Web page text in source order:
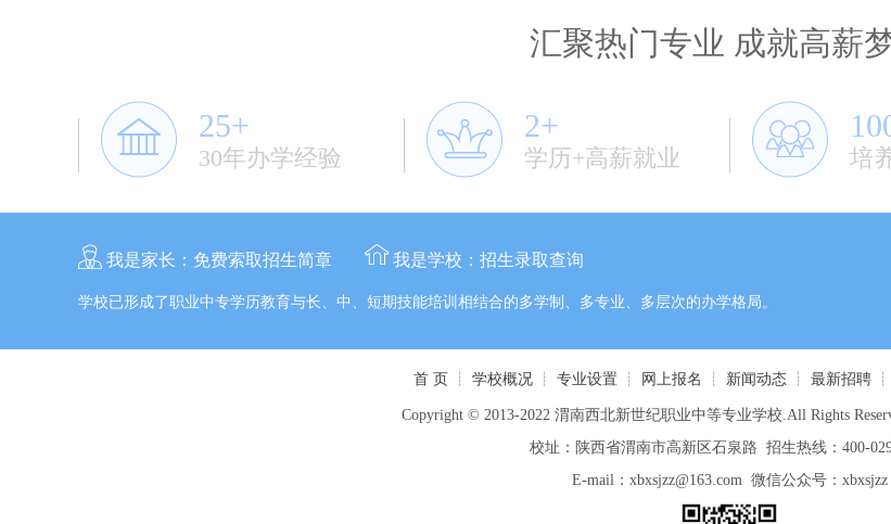
汇聚热门专业 成就高薪
25+
30年办学经验
2+
学历+高薪就业 培
我是家长： 免费索取招生简章 我是学校： 招生录取查询
学校已形成了职业中专学历教育与长、中、短期技能培训相结合的多学制、多专业、多层次的办学格局。
首 页 ┊ 学校概况 ┊ 专业设置 ┊ 网上报名 ┊ 新闻动态 ┊ 最新招聘 ┊
Copyright © 2013-2022 渭南西北新世纪职业中等专业学校.All Rights
校址：陕西省渭南市高新区石泉路 招生热线：400-
E-mail：xbxsjzz@163.com 微信公众号：xbxsjzz